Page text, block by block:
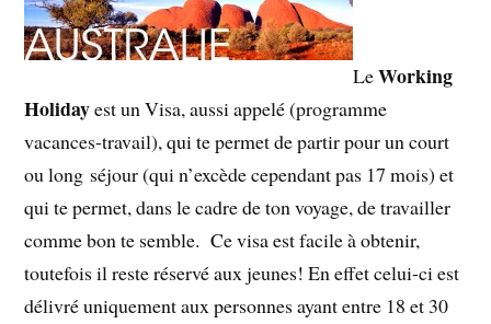
LeWorking
Holidayest un Visa, aussi appelé (programme
vacances-travail), qui te permet de partir pour un court
ou long séjour (qui n’excède cependant pas 17 mois) et
qui te permet, dans le cadre de ton voyage, de travailler
comme bon te semble. Ce visa est facile à obtenir,
toutefois il reste réservé aux jeunes! En effet celui-ci est
délivré uniquement aux personnes ayant entre 18 et 30